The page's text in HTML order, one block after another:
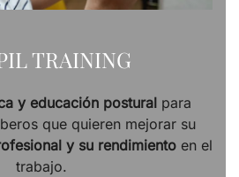
TRAINING
y educación postural para
que quieren mejorar su
y su rendimientoen el
trabajo.